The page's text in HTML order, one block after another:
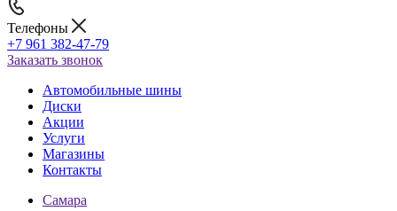
Телефоны
+7 961 382-47-79
Заказать звонок
Автомобильные шины
Диски
Акции
Услуги
Магазины
Контакты
Самара